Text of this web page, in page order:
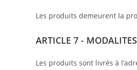
Les produits demeurent la
ARTICLE 7 -
Les produits sont livrés à